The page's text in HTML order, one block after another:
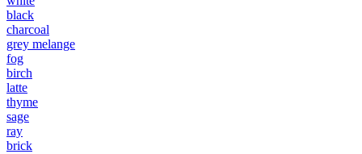
black
charcoal
grey melange
fog
birch
latte
thyme
sage
ray
brick